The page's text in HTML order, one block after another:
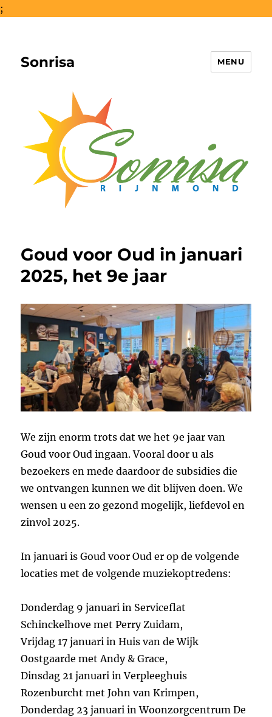
;
Sonrisa MENU
Goud voor Oud in januari
2025, het 9e jaar
We zijn enorm trots dat we het 9e jaar van
Goud voor Oud ingaan. Vooral door u als
bezoekers en mede daardoor de subsidies die
we ontvangen kunnen we dit blijven doen. We
wensen u een zo gezond mogelijk, liefdevol en
zinvol 2025.
In januari is Goud voor Oud er op de volgende
locaties met de volgende muziekoptredens:
Donderdag 9 januari in Serviceflat
Schinckelhove met Perry Zuidam,
Vrijdag 17 januari in Huis van de Wijk
Oostgaarde met Andy & Grace,
Dinsdag 21 januari in Verpleeghuis
Rozenburcht met John van Krimpen,
Donderdag 23 januari in Woonzorgcentrum De